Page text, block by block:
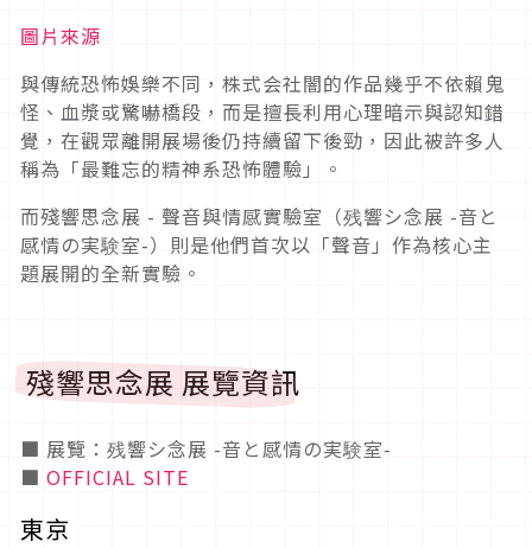
圖片來源
與傳統恐怖娛樂不同，株式会社闇的作品幾乎不依賴鬼
怪、血漿或驚嚇橋段，而是擅長利用心理暗示與認知錯
覺，在觀眾離開展場後仍持續留下後勁，因此被許多人
稱為「最難忘的精神系恐怖體驗」。
而殘響思念展 - 聲音與情感實驗室（残響シ念展 -音と
感情の実験室-）則是他們首次以「聲音」作為核心主
題展開的全新實驗。
殘響思念展 展覽資訊
■ 展覽：残響シ念展 -音と感情の実験室-
■ OFFICIAL SITE
東京